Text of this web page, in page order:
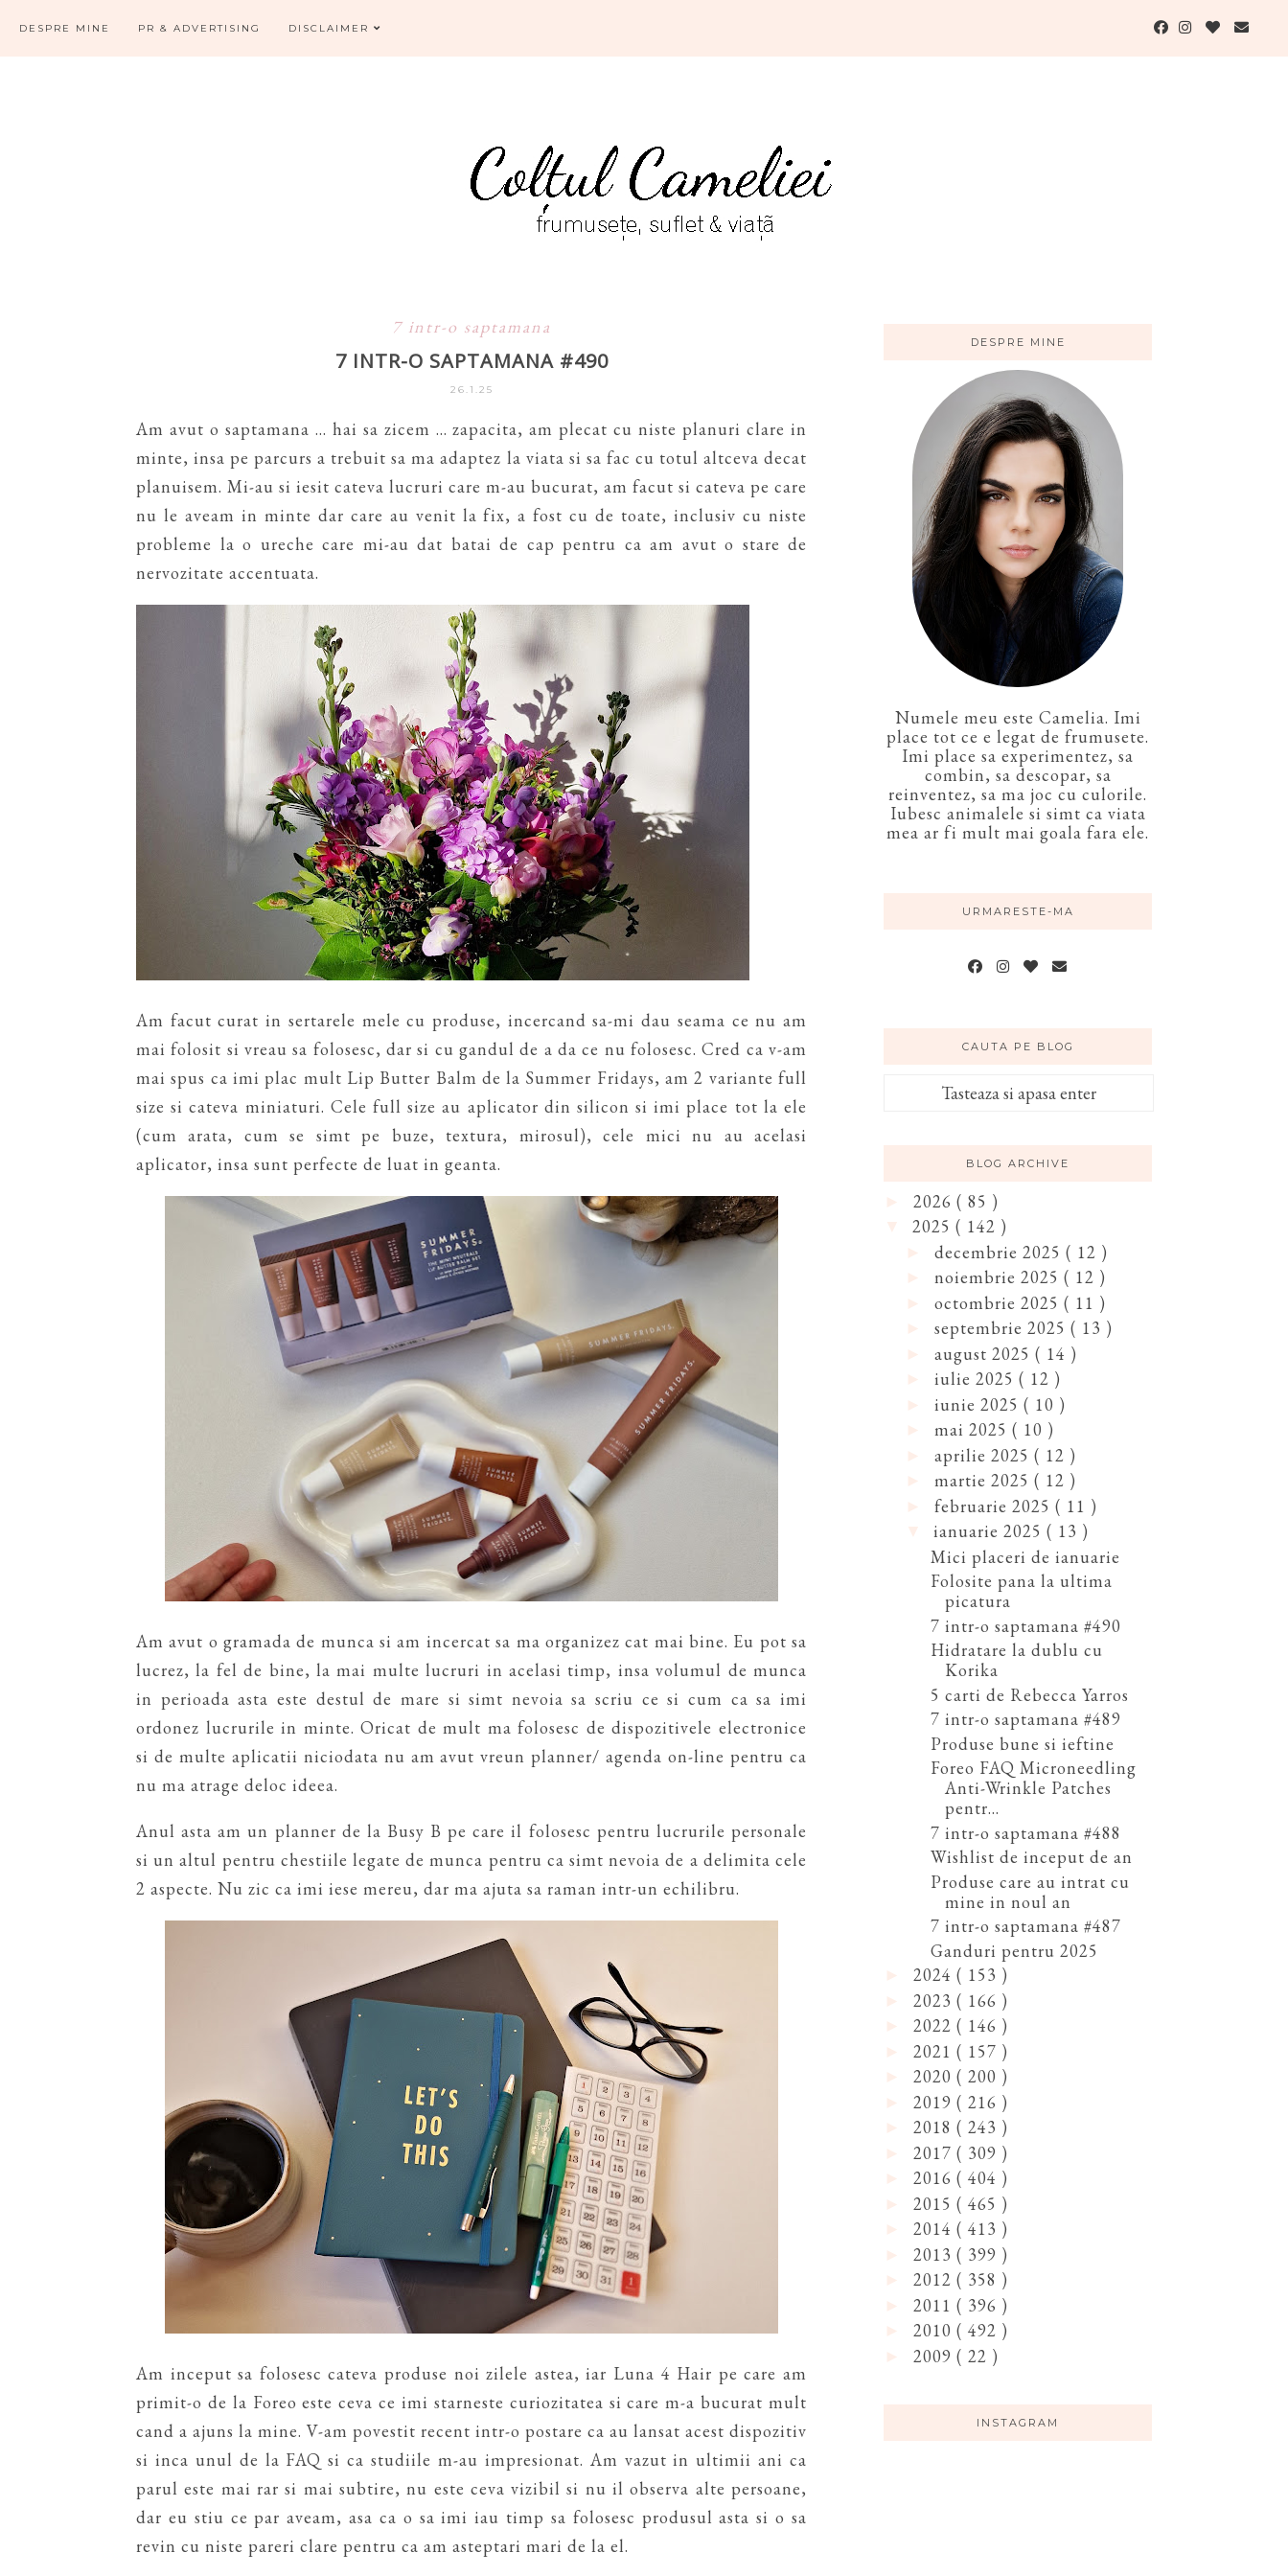
DESPRE MINE PR & ADVERTISING DISCLAIMER
7 intr-o saptamana
7 INTR-O SAPTAMANA #490
26.1.25
Am avut o saptamana ... hai sa zicem ... zapacita, am plecat cu niste planuri clare in
minte, insa pe parcurs a trebuit sa ma adaptez la viata si sa fac cu totul altceva decat
planuisem. Mi-au si iesit cateva lucruri care m-au bucurat, am facut si cateva pe care
nu le aveam in minte dar care au venit la fix, a fost cu de toate, inclusiv cu niste
probleme la o ureche care mi-au dat batai de cap pentru ca am avut o stare de
nervozitate accentuata.
Am facut curat in sertarele mele cu produse, incercand sa-mi dau seama ce nu am
mai folosit si vreau sa folosesc, dar si cu gandul de a da ce nu folosesc. Cred ca v-am
mai spus ca imi plac mult Lip Butter Balm de la Summer Fridays, am 2 variante full
size si cateva miniaturi. Cele full size au aplicator din silicon si imi place tot la ele
(cum arata, cum se simt pe buze, textura, mirosul), cele mici nu au acelasi
aplicator, insa sunt perfecte de luat in geanta.
Am avut o gramada de munca si am incercat sa ma organizez cat mai bine. Eu pot sa
lucrez, la fel de bine, la mai multe lucruri in acelasi timp, insa volumul de munca
in perioada asta este destul de mare si simt nevoia sa scriu ce si cum ca sa imi
ordonez lucrurile in minte. Oricat de mult ma folosesc de dispozitivele electronice
si de multe aplicatii niciodata nu am avut vreun planner/ agenda on-line pentru ca
nu ma atrage deloc ideea.
Anul asta am un planner de la Busy B pe care il folosesc pentru lucrurile personale
si un altul pentru chestiile legate de munca pentru ca simt nevoia de a delimita cele
2 aspecte. Nu zic ca imi iese mereu, dar ma ajuta sa raman intr-un echilibru.
Am inceput sa folosesc cateva produse noi zilele astea, iar Luna 4 Hair pe care am
primit-o de la Foreo este ceva ce imi starneste curiozitatea si care m-a bucurat mult
cand a ajuns la mine. V-am povestit recent intr-o postare ca au lansat acest dispozitiv
si inca unul de la FAQ si ca studiile m-au impresionat. Am vazut in ultimii ani ca
parul este mai rar si mai subtire, nu este ceva vizibil si nu il observa alte persoane,
dar eu stiu ce par aveam, asa ca o sa imi iau timp sa folosesc produsul asta si o sa
revin cu niste pareri clare pentru ca am asteptari mari de la el.
DESPRE MINE
Numele meu este Camelia. Imi
place tot ce e legat de frumusete.
Imi place sa experimentez, sa
combin, sa descopar, sa
reinventez, sa ma joc cu culorile.
Iubesc animalele si simt ca viata
mea ar fi mult mai goala fara ele.
URMARESTE-MA
CAUTA PE BLOG
BLOG ARCHIVE
2026 ( 85 )
2025 ( 142 )
decembrie 2025 ( 12 )
noiembrie 2025 ( 12 )
octombrie 2025 ( 11 )
septembrie 2025 ( 13 )
august 2025 ( 14 )
iulie 2025 ( 12 )
iunie 2025 ( 10 )
mai 2025 ( 10 )
aprilie 2025 ( 12 )
martie 2025 ( 12 )
februarie 2025 ( 11 )
ianuarie 2025 ( 13 )
Mici placeri de ianuarie
Folosite pana la ultima
picatura
7 intr-o saptamana #490
Hidratare la dublu cu
Korika
5 carti de Rebecca Yarros
7 intr-o saptamana #489
Produse bune si ieftine
Foreo FAQ Microneedling
Anti-Wrinkle Patches
pentr...
7 intr-o saptamana #488
Wishlist de inceput de an
Produse care au intrat cu
mine in noul an
7 intr-o saptamana #487
Ganduri pentru 2025
2024 ( 153 )
2023 ( 166 )
2022 ( 146 )
2021 ( 157 )
2020 ( 200 )
2019 ( 216 )
2018 ( 243 )
2017 ( 309 )
2016 ( 404 )
2015 ( 465 )
2014 ( 413 )
2013 ( 399 )
2012 ( 358 )
2011 ( 396 )
2010 ( 492 )
2009 ( 22 )
INSTAGRAM